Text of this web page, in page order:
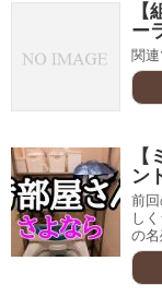
ー
関
ン
前
し
の